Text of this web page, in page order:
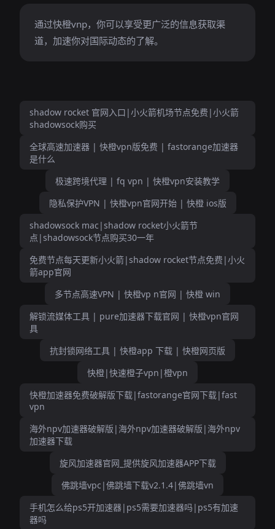
通过快橙vnp，你可以享受更广泛的信息获取渠
道，加速你对国际动态的了解。
shadow rocket 官网入口|小火箭机场节点免费|小火箭
shadowsock购买
全球高速加速器 | 快橙vpn版免费 | fastorange加速器
是什么
极速跨境代理 | fq vpn | 快橙vpn安装教学
隐私保护VPN | 快橙vpn官网开始 | 快橙 ios版
shadowsock mac|shadow rocket小火箭节
点|shadowsock节点购买30一年
免费节点每天更新小火箭|shadow rocket节点免费|小火
箭app官网
多节点高速VPN | 快橙vp n官网 | 快橙 win
解锁流媒体工具 | pure加速器下载官网 | 快橙vpn官网
具
抗封锁网络工具 | 快橙app 下载 | 快橙网页版
快橙|快速橙子vpn|橙vpn
快橙加速器免费破解版下载|fastorange官网下载|fast
vpn
海外npv加速器破解版|海外npv加速器破解版|海外npv
加速器下载
旋风加速器官网_提供旋风加速器APP下载
佛跳墙vpc|佛跳墙下载v2.1.4|佛跳墙vn
手机怎么给ps5开加速器|ps5需要加速器吗|ps5有加速
器吗